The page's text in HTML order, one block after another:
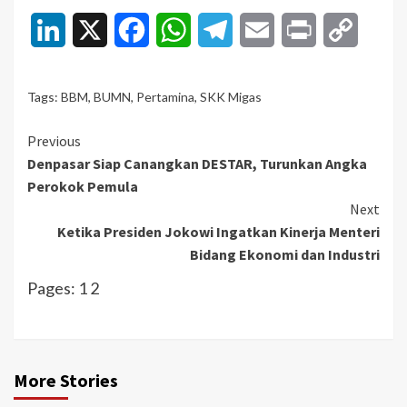
LinkedIn FacebookWhatsAppTelegramEmail Print
Tags: BBM, BUMN, Pertamina, SKK Migas
Continue
Reading
Previous
Denpasar Siap Canangkan DESTAR, Turunkan Angka
Perokok Pemula
Next
Ketika Presiden Jokowi Ingatkan Kinerja Menteri
Bidang Ekonomi dan Industri
Pages: 12
More Stories